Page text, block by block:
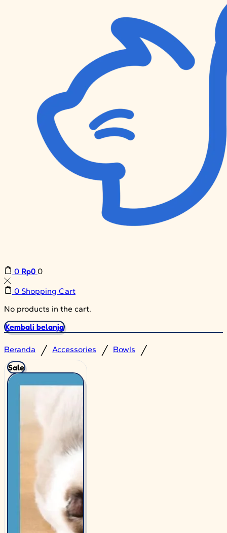
0 Rp0 0
0 Shopping Cart
No products in the cart.
Kembali belanja
Beranda / Accessories / Bowls /
Sale